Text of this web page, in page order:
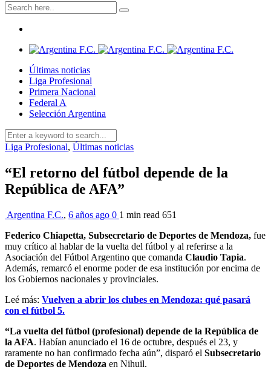
Últimas noticias
Liga Profesional
Primera Nacional
Federal A
Selección Argentina
Liga Profesional, Últimas noticias
“El retorno del fútbol depende de la
República de AFA”
Argentina F.C., 6 años ago 0 1 min read 651
Federico Chiapetta, Subsecretario de Deportes de Mendoza, fue
muy crítico al hablar de la vuelta del fútbol y al referirse a la
Asociación del Fútbol Argentino que comanda Claudio Tapia.
Además, remarcó el enorme poder de esa institución por encima de
los Gobiernos nacionales y provinciales.
Leé más: Vuelven a abrir los clubes en Mendoza: qué pasará
con el fútbol 5.
“La vuelta del fútbol (profesional) depende de la República de
la AFA. Habían anunciado el 16 de octubre, después el 23, y
raramente no han confirmado fecha aún”, disparó el Subsecretario
de Deportes de Mendoza en Nihuil.